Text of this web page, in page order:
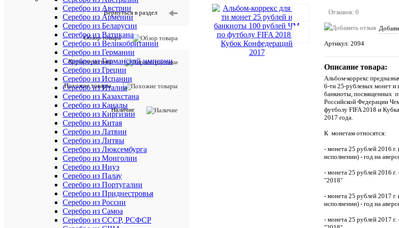
Серебро из Австрии
Серебро из Армении
Серебро из Беларусии
Серебро из Ватикана
Серебро из Великобритании
Серебро из Германии
Серебро из Германской империи
Серебро из Греции
Серебро из Испании
Серебро из Италии
Серебро из Казахстана
Серебро из Канады
Серебро из Киргизии
Серебро из Китая
Серебро из Латвии
Серебро из Литвы
Серебро из Люксембурга
Серебро из Монголии
Серебро из Ниуэ
Серебро из Палау
Серебро из Португалии
Серебро из Приднестровья
Серебро из России
Серебро из Самоа
Серебро из СССР, РСФСР
Вернуться в раздел
Обзор товара
Характеристики
Похожие товары
Наличие
Отзывов: 0
Артикул: 2094
Описание товара:
Альбом-коррекс
6-ти 25-рублевых монет и
банкноты, посвященных
Российской Федерации
футболу FIFA 2018 и
2017 года.
К монетам относятся:
- монета 25 рублей 2016 г.
исполнении) - год на
- монета 25 рублей 2016 г.
"2018"
- монета 25 рублей 2017 г.
исполнении) - год на
- монета 25 рублей 2017 г.